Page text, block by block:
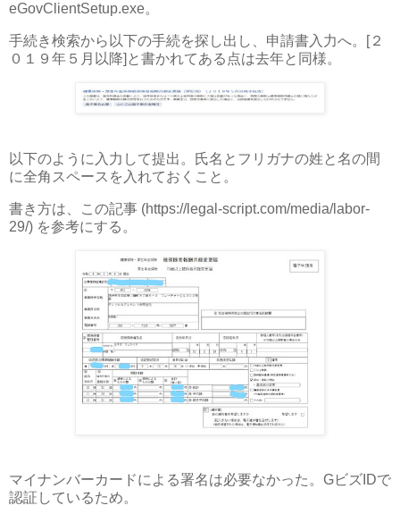
eGovClientSetup.exe。
手続き検索から以下の手続を探し出し、申請書入力へ。[２
０１９年５月以降]と書かれてある点は去年と同様。
以下のように入力して提出。氏名とフリガナの姓と名の間
に全角スペースを入れておくこと。
書き方は、この記事 (https://legal-script.com/media/labor-
29/) を参考にする。
マイナンバーカードによる署名は必要なかった。GビズIDで
認証しているため。